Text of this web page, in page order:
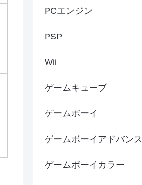
PCエンジン
PSP
Wii
ゲームキューブ
ゲームボーイ
ゲームボーイアドバンス
ゲームボーイカラー